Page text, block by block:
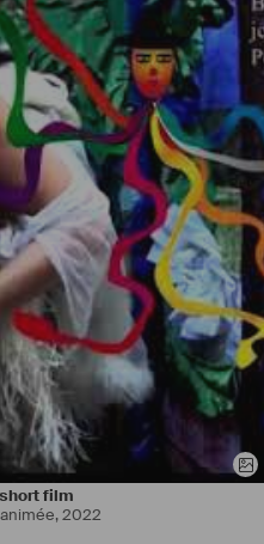
film
,2022
raccommodage des costumes,
stock, les patines, la création
spécialisation technicienne
diverses, la série "Validé"
film "Un Triomphe" réalisé par
la saison 2 de la série "Mortel"
Gens diffusé sur Netflix, la
de voir et d'apprivoiser différent
de reflexe de création.
et minutieuse.
pas tout mais j'apprends vite.
costumes